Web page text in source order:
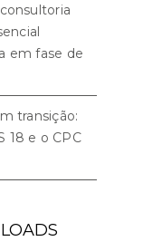
em fase de
transição:
18 e o CPC